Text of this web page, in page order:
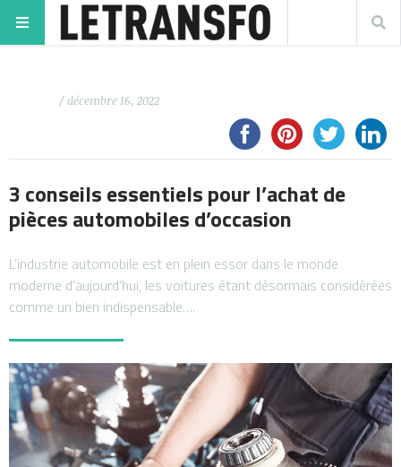
/ décembre 16, 2022
3 conseils essentiels pour l’achat de
pièces automobiles d’occasion
L’industrie automobile est en plein essor dans le monde
moderne d’aujourd’hui, les voitures étant désormais considérées
comme un bien indispensable….